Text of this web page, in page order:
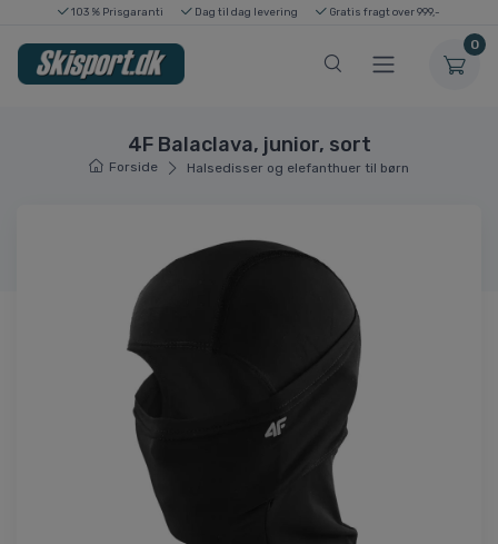
103 % Prisgaranti Dag til dag levering Gratis fragt over 999,-
0
4F Balaclava, junior, sort
Forside Halsedisser og elefanthuer til børn